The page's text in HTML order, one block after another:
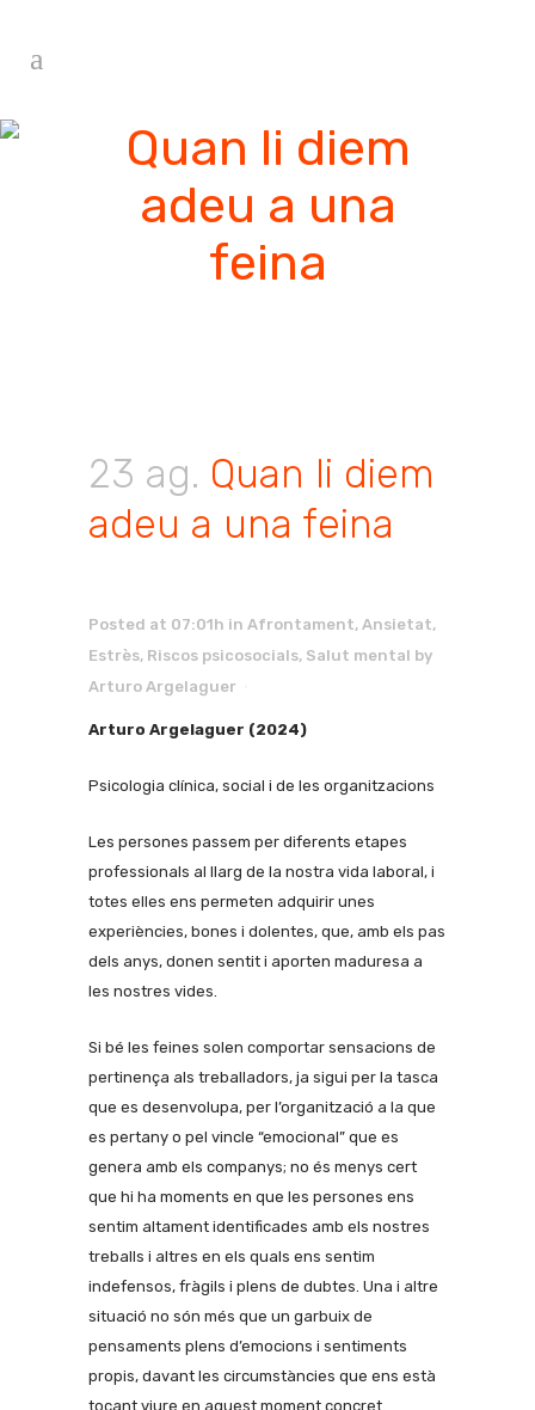
Quan li diem
adeu a una
feina
23 ag. Quan li diem
adeu a una feina
Posted at 07:01h in Afrontament, Ansietat,
Estrès, Riscos psicosocials, Salut mental by
Arturo Argelaguer
Arturo Argelaguer (2024)
Psicologia clínica, social i de les organitzacions
Les persones passem per diferents etapes
professionals al llarg de la nostra vida laboral, i
totes elles ens permeten adquirir unes
experiències, bones i dolentes, que, amb els pas
dels anys, donen sentit i aporten maduresa a
les nostres vides.
Si bé les feines solen comportar sensacions de
pertinença als treballadors, ja sigui per la tasca
que es desenvolupa, per l’organització a la que
es pertany o pel vincle “emocional” que es
genera amb els companys; no és menys cert
que hi ha moments en que les persones ens
sentim altament identificades amb els nostres
treballs i altres en els quals ens sentim
indefensos, fràgils i plens de dubtes. Una i altre
situació no són més que un garbuix de
pensaments plens d’emocions i sentiments
propis, davant les circumstàncies que ens està
tocant viure en aquest moment concret.